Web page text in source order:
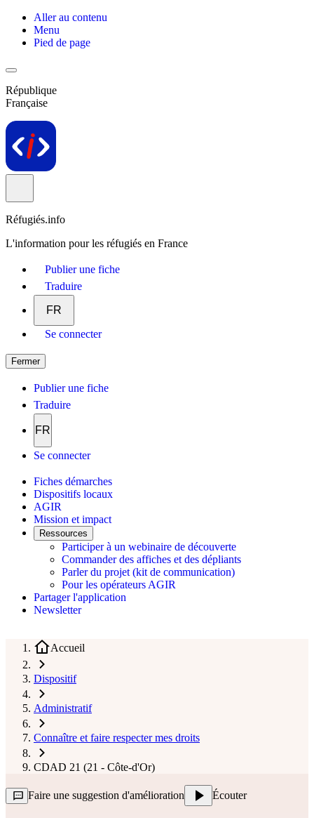
Aller au contenu
Menu
Pied de page
République
Française
Réfugiés.info
L'information pour les réfugiés en France
Publier une fiche
Traduire
FR
Se connecter
Fermer
Publier une fiche
Traduire
FR
Se connecter
Fiches démarches
Dispositifs locaux
AGIR
Mission et impact
Ressources
Participer à un webinaire de découverte
Commander des affiches et des dépliants
Parler du projet (kit de communication)
Pour les opérateurs AGIR
Partager l'application
Newsletter
Accueil
Dispositif
Administratif
Connaître et faire respecter mes droits
CDAD 21 (21 - Côte-d'Or)
Faire une suggestion d'amélioration Écouter